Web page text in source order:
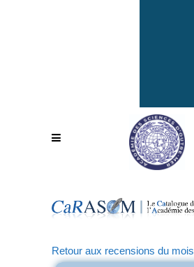
Retour aux recensions du mois